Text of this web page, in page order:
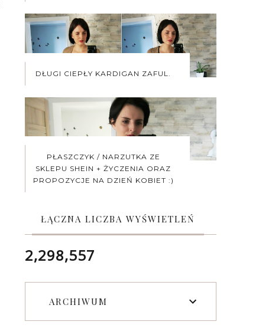
DŁUGI CIEPŁY KARDIGAN ZAFUL.
PŁASZCZYK / NARZUTKA ZE
SKLEPU SHEIN + ŻYCZENIA ORAZ
PROPOZYCJE NA DZIEŃ KOBIET :)
ŁĄCZNA LICZBA WYŚWIETLEŃ
2,298,557
ARCHIWUM